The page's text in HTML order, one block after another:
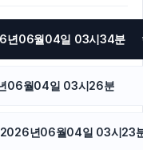
강동하수구막힘
트립닷컴할인코드
년06월04일 03시34분
06월04일 03시26분
2026년06월04일 03시23